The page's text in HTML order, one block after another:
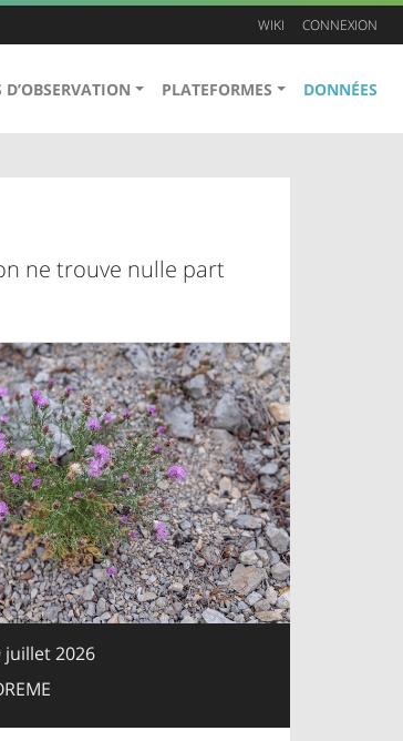
D’OBSERVATION PLATEFORMES DONNÉES
WIKI CONNEXION
ne trouve nulle part
juillet 2026